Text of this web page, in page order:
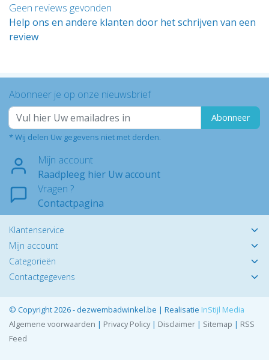
Geen reviews gevonden
Help ons en andere klanten door het schrijven van een
review
Abonneer je op onze nieuwsbrief
Abonneer
* Wij delen Uw gegevens niet met derden.
Mijn account
Raadpleeg hier Uw account
Vragen ?
Contactpagina
Klantenservice
Mijn account
Categorieën
Contactgegevens
© Copyright 2026 - dezwembadwinkel.be | Realisatie InStijl Media
Algemene voorwaarden | Privacy Policy| Disclaimer | Sitemap | RSS
Feed